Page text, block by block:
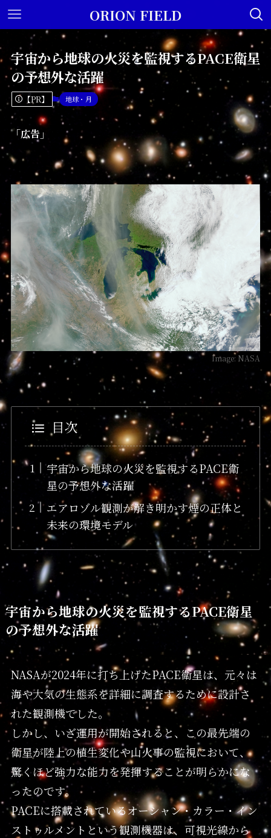
ORION FIELD
宇宙から地球の火災を監視するPACE衛星
の予想外な活躍
【PR】 地球・月
「広告」
Image: NASA
目次
宇宙から地球の火災を監視するPACE衛
星の予想外な活躍
エアロゾル観測が解き明かす煙の正体と
未来の環境モデル
宇宙から地球の火災を監視するPACE衛星
の予想外な活躍
NASAが2024年に打ち上げたPACE衛星は、元々は
海や大気の生態系を詳細に調査するために設計さ
れた観測機でした。
しかし、いざ運用が開始されると、この最先端の
衛星が陸上の植生変化や山火事の監視において、
驚くほど強力な能力を発揮することが明らかにな
ったのです。
PACEに搭載されているオーシャン・カラー・イン
ストゥルメントという観測機器は、可視光線から